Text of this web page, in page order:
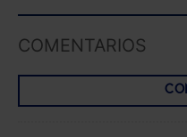
COMENTARIOS